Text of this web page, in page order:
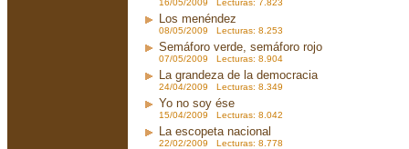
16/05/2009 Lecturas: 7.823
Los menéndez
08/05/2009 Lecturas: 8.253
Semáforo verde, semáforo rojo
07/05/2009 Lecturas: 8.904
La grandeza de la democracia
24/04/2009 Lecturas: 8.349
Yo no soy ése
15/04/2009 Lecturas: 8.042
La escopeta nacional
22/02/2009 Lecturas: 8.778